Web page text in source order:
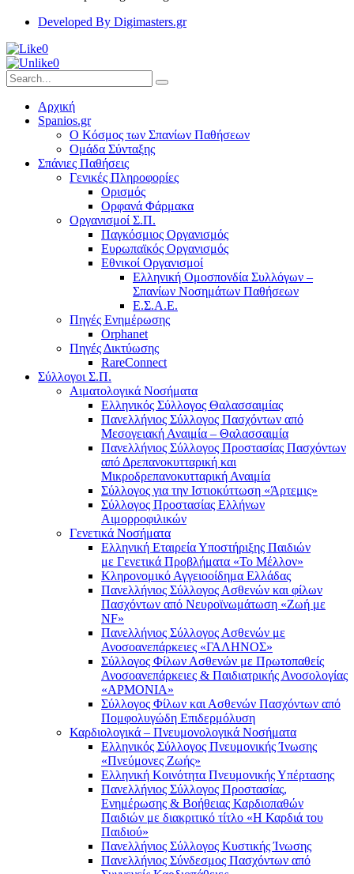
Developed By Digimasters.gr
0
0
Αρχική
Spanios.gr
Ο Κόσμος των Σπανίων Παθήσεων
Ομάδα Σύνταξης
Σπάνιες Παθήσεις
Γενικές Πληροφορίες
Ορισμός
Ορφανά Φάρμακα
Οργανισμοί Σ.Π.
Παγκόσμιος Οργανισμός
Ευρωπαϊκός Οργανισμός
Εθνικοί Οργανισμοί
Ελληνική Ομοσπονδία Συλλόγων –
Σπανίων Νοσημάτων Παθήσεων
Ε.Σ.Α.Ε.
Πηγές Ενημέρωσης
Orphanet
Πηγές Δικτύωσης
RareConnect
Σύλλογοι Σ.Π.
Αιματολογικά Νοσήματα
Ελληνικός Σύλλογος Θαλασσαιμίας
Πανελλήνιος Σύλλογος Πασχόντων από
Μεσογειακή Αναιμία – Θαλασσαιμία
Πανελλήνιος Σύλλογος Προστασίας Πασχόντων
από Δρεπανοκυτταρική και
Μικροδρεπανοκυτταρική Αναιμία
Σύλλογος για την Ιστιοκύττωση «Άρτεμις»
Σύλλογος Προστασίας Ελλήνων
Αιμορροφιλικών
Γενετικά Νοσήματα
Ελληνική Εταιρεία Υποστήριξης Παιδιών
με Γενετικά Προβλήματα «Το Μέλλον»
Κληρονομικό Αγγειοοίδημα Ελλάδας
Πανελλήνιος Σύλλογος Ασθενών και φίλων
Πασχόντων από Νευροϊνωμάτωση «Ζωή με
NF»
Πανελλήνιος Σύλλογος Ασθενών με
Ανοσοανεπάρκειες «ΓΑΛΗΝΟΣ»
Σύλλογος Φίλων Ασθενών με Πρωτοπαθείς
Ανοσοανεπάρκειες & Παιδιατρικής Ανοσολογίας
«ΑΡΜΟΝΙΑ»
Σύλλογος Φίλων και Ασθενών Πασχόντων από
Πομφολυγώδη Επιδερμόλυση
Καρδιολογικά – Πνευμονολογικά Νοσήματα
Ελληνικός Σύλλογος Πνευμονικής Ίνωσης
«Πνεύμονες Ζωής»
Ελληνική Κοινότητα Πνευμονικής Υπέρτασης
Πανελλήνιος Σύλλογος Προστασίας,
Ενημέρωσης & Βοήθειας Καρδιοπαθών
Παιδιών με διακριτικό τίτλο «Η Καρδιά του
Παιδιού»
Πανελλήνιος Σύλλογος Κυστικής Ίνωσης
Πανελλήνιος Σύνδεσμος Πασχόντων από